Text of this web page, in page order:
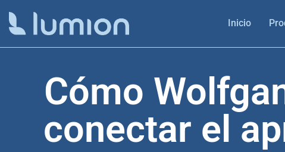
Inicio
Cómo
conectar el